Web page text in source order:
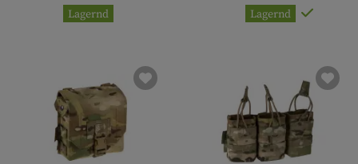
Lagernd Lagernd